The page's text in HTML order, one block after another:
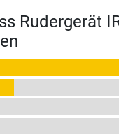
Rudergerät